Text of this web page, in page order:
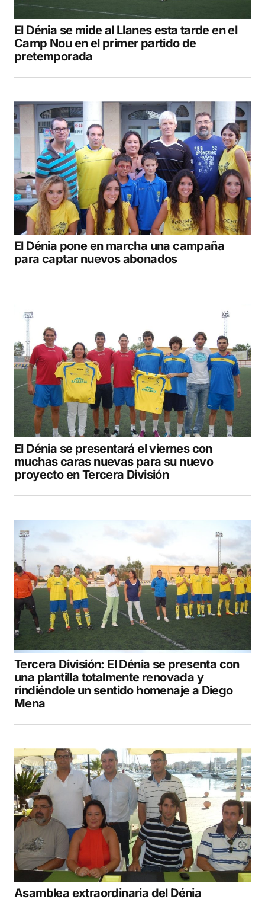
COMENTAR
El Dénia se mide al Llanes esta tarde en el
Camp Nou en el primer partido de
pretemporada
El Dénia pone en marcha una campaña
para captar nuevos abonados
El Dénia se presentará el viernes con
muchas caras nuevas para su nuevo
proyecto en Tercera División
Tercera División: El Dénia se presenta con
una plantilla totalmente renovada y
rindiéndole un sentido homenaje a Diego
Mena
Asamblea extraordinaria del Dénia